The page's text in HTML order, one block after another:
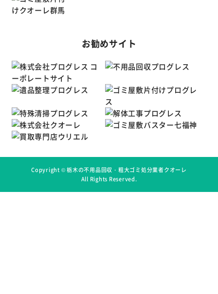
お勧めサイト
Copyright ©栃木の不用品回収・粗大ゴミ処分業者クオーレ
All Rights Reserved.